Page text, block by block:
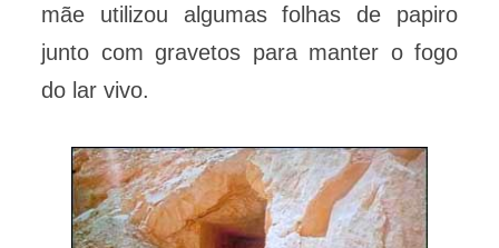
mãe utilizou algumas folhas de papiro
junto com gravetos para manter o fogo
do lar vivo.